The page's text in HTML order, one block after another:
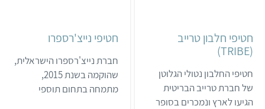
חטיפי חלבון טרייב
(TRIBE)
חטיפי החלבון נטולי הגלוטן
של חברת טרייב הבריטית
הגיעו לארץ ונמכרים בסופר
חטיפי נייצ'רספרו
חברת נייצ'רספרו הישראלית,
שהוקמה בשנת 2015,
מתמחה בתחום תוספי